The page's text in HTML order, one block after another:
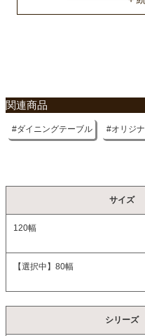
ベトナム
関連商品
ダイニングテーブル オリジ
サイズ
120幅
【選択中】 80幅
シリーズ